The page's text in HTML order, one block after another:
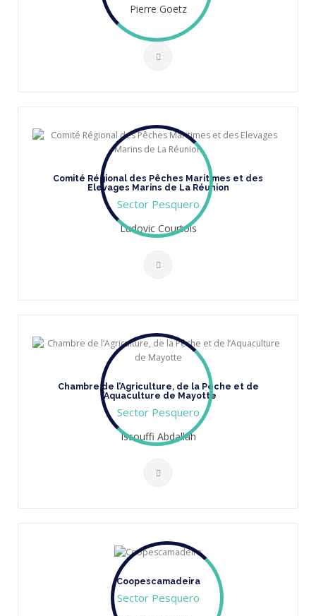
Pierre Goetz
Comité Régional des Pêches Maritimes et des
Elevages Marins de La Réunion
Sector Pesquero
Ludovic Courtois
Chambre de l’Agriculture, de la Pêche et de
l’Aquaculture de Mayotte
Sector Pesquero
Issouffi Abdallah
Coopescamadeira
Sector Pesquero